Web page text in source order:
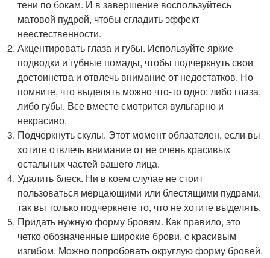
тени по бокам. И в завершение воспользуйтесь
матовой пудрой, чтобы сгладить эффект
неестественности.
Акцентировать глаза и губы. Используйте яркие
подводки и губные помады, чтобы подчеркнуть свои
достоинства и отвлечь внимание от недостатков. Но
помните, что выделять можно что-то одно: либо глаза,
либо губы. Все вместе смотрится вульгарно и
некрасиво.
Подчеркнуть скулы. Этот момент обязателен, если вы
хотите отвлечь внимание от не очень красивых
остальных частей вашего лица.
Удалить блеск. Ни в коем случае не стоит
пользоваться мерцающими или блестящими пудрами,
так вы только подчеркнете то, что не хотите выделять.
Придать нужную форму бровям. Как правило, это
четко обозначенные широкие брови, с красивым
изгибом. Можно попробовать округлую форму бровей.